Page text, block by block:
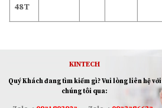
48T
KINTECH
Quý Khách đang tìm kiếm gì? Vui lòng liên hệ với
chúng tôi qua: